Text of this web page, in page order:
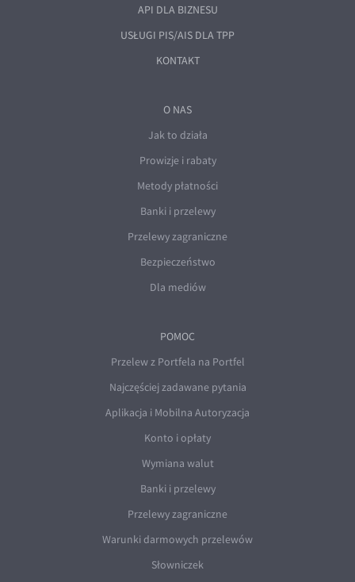
API DLA BIZNESU
USŁUGI PIS/AIS DLA TPP
KONTAKT
O NAS
Jak to działa
Prowizje i rabaty
Metody płatności
Banki i przelewy
Przelewy zagraniczne
Bezpieczeństwo
Dla mediów
POMOC
Przelew z Portfela na Portfel
Najczęściej zadawane pytania
Aplikacja i Mobilna Autoryzacja
Konto i opłaty
Wymiana walut
Banki i przelewy
Przelewy zagraniczne
Warunki darmowych przelewów
Słowniczek